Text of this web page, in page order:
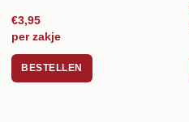
€3,95
per zakje
BESTELLEN